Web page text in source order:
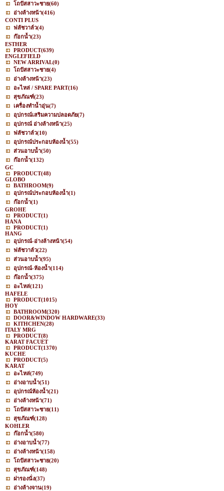
โถปัสสาวะชาย(60)
อ่างล้างหน้า(416)
CONTI PLUS
ฟลัชวาล์ว(4)
ก๊อกน้ำ(23)
ESTHER
PRODUCT(639)
ENGLEFIELD
NEW ARRIVAL(0)
โถปัสสาวะชาย(4)
อ่างล้างหน้า(23)
อะไหล่ / SPARE PART(16)
สุขภัณฑ์(23)
เครื่องทำน้ำอุ่น(7)
อุปกรณ์เสริมความปลอดภัย(7)
อุปกรณ์ อ่างล้างหน้า(25)
ฟลัชวาล์ว(10)
อุปกรณ์ประกอบห้องน้ำ(55)
ส่วนอาบน้ำ(50)
ก๊อกน้ำ(132)
GC
PRODUCT(48)
GLOBO
BATHROOM(9)
อุปกรณ์ประกอบห้องน้ำ(1)
ก๊อกน้ำ(1)
GROHE
PRODUCT(1)
HANA
PRODUCT(1)
HANG
อุปกรณ์-อ่างล้างหน้า(54)
ฟลัชวาล์ว(22)
ส่วนอาบน้ำ(95)
อุปกรณ์-ห้องน้ำ(114)
ก๊อกน้ำ(375)
อะไหล่(121)
HAFELE
PRODUCT(1015)
HOY
BATHROOM(320)
DOOR&WINDOW HARDWARE(33)
KITHCHEN(28)
ITALY MRG
PRODUCT(8)
KARAT FACUET
PRODUCT(1370)
KUCHE
PRODUCT(5)
KARAT
อะไหล่(749)
อ่างอาบน้ำ(51)
อุปกรณ์ห้องน้ำ(21)
อ่างล้างหน้า(71)
โถปัสสาวะชาย(11)
สุขภัณฑ์(128)
KOHLER
ก๊อกน้ำ(580)
อ่างอาบน้ำ(77)
อ่างล้างหน้า(158)
โถปัสสาวะชาย(20)
สุขภัณฑ์(148)
ฝารองนั่ง(37)
อ่างล้างจาน(19)